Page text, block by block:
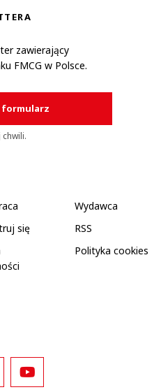
zawierający
FMCG w Polsce.
formularz
Wydawca
się
RSS
Polityka cookies